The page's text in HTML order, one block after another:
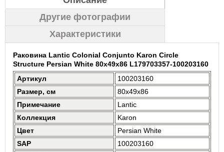
Другие фотографии
Характеристики
Раковина Lantic Colonial Conjunto Karon Circle
Structure Persian White 80x49x86 L179703357-100203160
Артикул
100203160
Размер, см
80x49x86
Примечание
Lantic
Коллекция
Karon
Цвет
Persian White
SAP
100203160